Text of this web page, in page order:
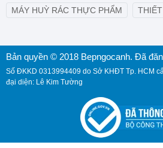
MÁY HUỲ RÁC THỰC PHẨM
Bản quyền © 2018 Bepngocanh. Đã
Số ĐKKD 0313994409 do Sở KHĐT Tp. HCM
đại diện: Lê Kim Tường